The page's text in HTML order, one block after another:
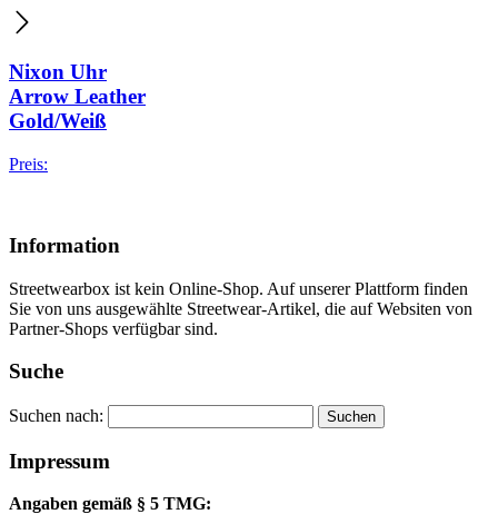
Nixon Uhr
Arrow Leather
Gold/Weiß
Preis:
Information
Streetwearbox ist kein Online-Shop. Auf unserer Plattform finden
Sie von uns ausgewählte Streetwear-Artikel, die auf Websiten von
Partner-Shops verfügbar sind.
Suche
Suchen nach:
Impressum
Angaben gemäß § 5 TMG: